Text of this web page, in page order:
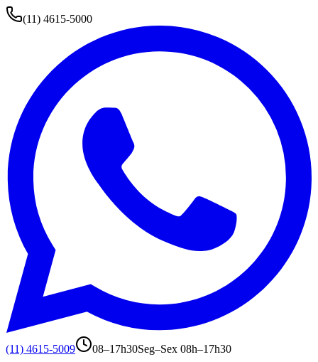
(11) 4615-5000
(11) 4615-5009 08–17h30Seg–Sex 08h–17h30